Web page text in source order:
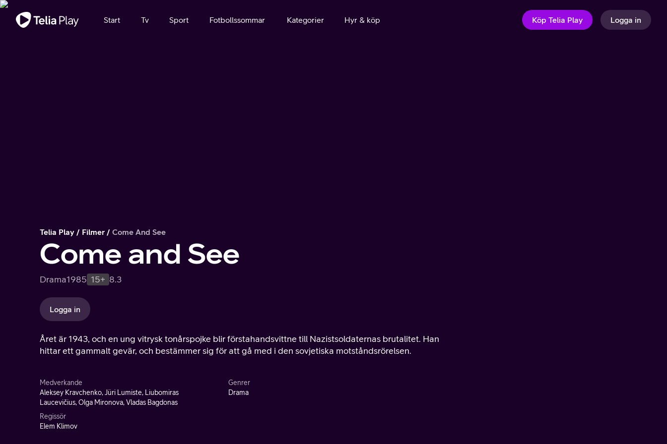
Viktigt meddelande
Start Tv Sport Fotbollssommar Kategorier Hyr & köp Köp Telia Play Logga in
Telia Play Filmer Come And See
Come and See
Drama1985 15+ 8.3
Logga in
Året är 1943, och en ung vitrysk tonårspojke blir förstahandsvittne till Nazistsoldaternas brutalitet. Han
hittar ett gammalt gevär, och bestämmer sig för att gå med i den sovjetiska motståndsrörelsen.
Medverkande
Aleksey Kravchenko, Jüri Lumiste, Liubomiras
Laucevičius, Olga Mironova, Vladas Bagdonas
Regissör
Elem Klimov
Genrer
Drama